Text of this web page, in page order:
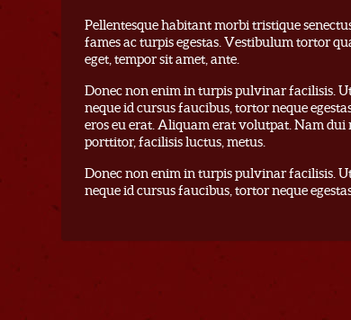
Pellentesque habitant morbi tristique
fames ac turpis egestas. Vestibulum tortor
eget, tempor sit amet, ante.
Donec non enim in turpis pulvinar facilisis. Ut
neque id cursus faucibus, tortor neque
eros eu erat. Aliquam erat volutpat. Nam dui
porttitor, facilisis luctus, metus.
Donec non enim in turpis pulvinar facilisis. Ut
neque id cursus faucibus, tortor neque